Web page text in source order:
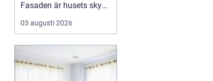
Fasaden är husets skydd
mot regn, vind, avgaser
och påväxt som alger
och påväxt får fäste
börjar materialen slitas
03 augusti 2026